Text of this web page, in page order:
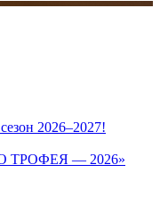
2026–2027!
— 2026»